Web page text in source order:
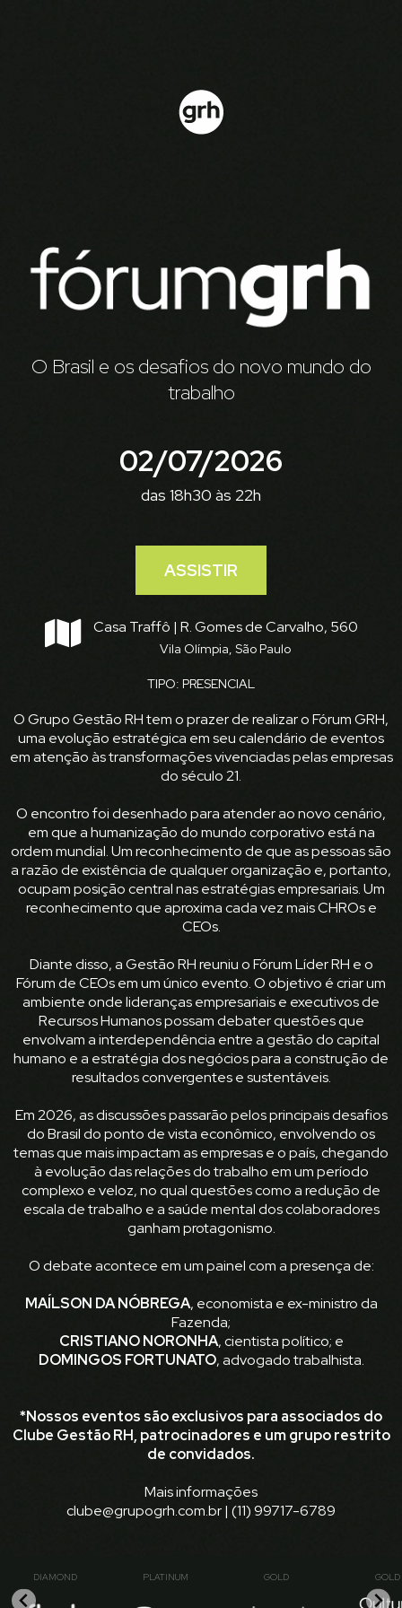
O Brasil e os desafios do novo mundo do
trabalho
02/07/2026
das 18h30 às 22h
ASSISTIR
Casa Traffô | R. Gomes de Carvalho, 560
Vila Olímpia, São Paulo
TIPO: PRESENCIAL
O Grupo Gestão RH tem o prazer de realizar o Fórum GRH,
uma evolução estratégica em seu calendário de eventos
em atenção às transformações vivenciadas pelas empresas
do século 21.
O encontro foi desenhado para atender ao novo cenário,
em que a humanização do mundo corporativo está na
ordem mundial. Um reconhecimento de que as pessoas são
a razão de existência de qualquer organização e, portanto,
ocupam posição central nas estratégias empresariais. Um
reconhecimento que aproxima cada vez mais CHROs e
CEOs.
Diante disso, a Gestão RH reuniu o Fórum Líder RH e o
Fórum de CEOs em um único evento. O objetivo é criar um
ambiente onde lideranças empresariais e executivos de
Recursos Humanos possam debater questões que
envolvam a interdependência entre a gestão do capital
humano e a estratégia dos negócios para a construção de
resultados convergentes e sustentáveis.
Em 2026, as discussões passarão pelos principais desafios
do Brasil do ponto de vista econômico, envolvendo os
temas que mais impactam as empresas e o país, chegando
à evolução das relações do trabalho em um período
complexo e veloz, no qual questões como a redução de
escala de trabalho e a saúde mental dos colaboradores
ganham protagonismo.
O debate acontece em um painel com a presença de:
MAÍLSON DA NÓBREGA, economista e ex-ministro da
Fazenda;
CRISTIANO NORONHA, cientista político; e
DOMINGOS FORTUNATO, advogado trabalhista.
*Nossos eventos são exclusivos para associados do
Clube Gestão RH, patrocinadores e um grupo restrito
de convidados.
Mais informações
clube@grupogrh.com.br | (11) 99717-6789
DIAMOND PLATINUM GOLD GOLD